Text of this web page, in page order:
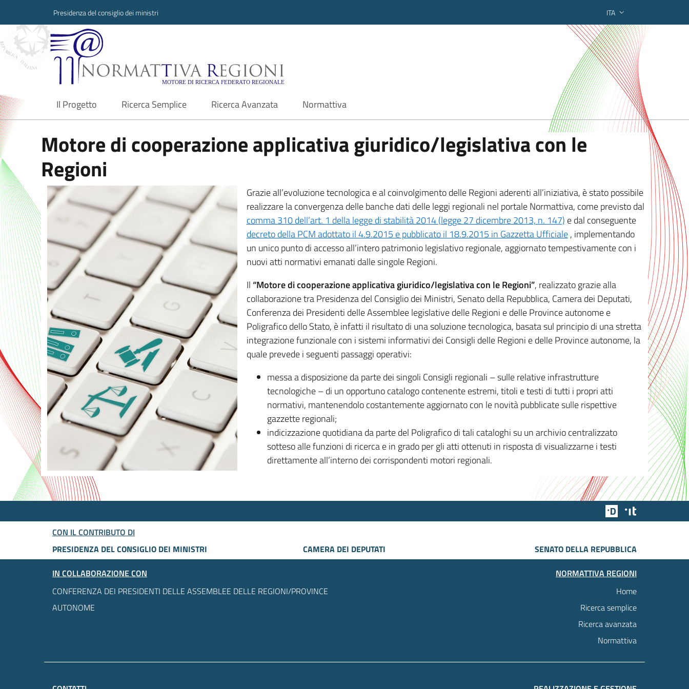
Presidenza del consiglio dei ministri ITA
Normattiva Regioni - Motore di ricerca federato regionale
Il Progetto
current Ricerca Semplice Ricerca Avanzata Normattiva
Motore di cooperazione applicativa giuridico/legislativa con le
Regioni
Grazie all’evoluzione tecnologica e al coinvolgimento delle Regioni aderenti all’iniziativa, è stato possibile
realizzare la convergenza delle banche dati delle leggi regionali nel portale Normattiva, come previsto dal
comma 310 dell’art. 1 della legge di stabilità 2014 (legge 27 dicembre 2013, n. 147) e dal conseguente
decreto della PCM adottato il 4.9.2015 e pubblicato il 18.9.2015 in Gazzetta Ufficiale, implementando
un unico punto di accesso all’intero patrimonio legislativo regionale, aggiornato tempestivamente con i
nuovi atti normativi emanati dalle singole Regioni.
Il “Motore di cooperazione applicativa giuridico/legislativa con le Regioni”, realizzato grazie alla
collaborazione tra Presidenza del Consiglio dei Ministri, Senato della Repubblica, Camera dei Deputati,
Conferenza dei Presidenti delle Assemblee legislative delle Regioni e delle Province autonome e
Poligrafico dello Stato, è infatti il risultato di una soluzione tecnologica, basata sul principio di una stretta
integrazione funzionale con i sistemi informativi dei Consigli delle Regioni e delle Province autonome, la
quale prevede i seguenti passaggi operativi:
messa a disposizione da parte dei singoli Consigli regionali – sulle relative infrastrutture
tecnologiche – di un opportuno catalogo contenente estremi, titoli e testi di tutti i propri atti
normativi, mantenendolo costantemente aggiornato con le novità pubblicate sulle rispettive
gazzette regionali;
indicizzazione quotidiana da parte del Poligrafico di tali cataloghi su un archivio centralizzato
sotteso alle funzioni di ricerca e in grado per gli atti ottenuti in risposta di visualizzarne i testi
direttamente all’interno dei corrispondenti motori regionali.
Team Digitale
CON IL CONTRIBUTO DI
PRESIDENZA DEL CONSIGLIO DEI MINISTRI
CAMERA DEI DEPUTATI
SENATO DELLA REPUBBLICA
IN COLLABORAZIONE CON
CONFERENZA DEI PRESIDENTI DELLE ASSEMBLEE DELLE REGIONI/PROVINCE
AUTONOME
NORMATTIVA REGIONI
Home
Ricerca semplice
Ricerca avanzata
Normattiva